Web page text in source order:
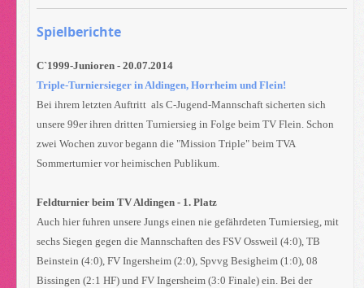
Spielberichte
C`1999-Junioren - 20.07.2014
Triple-Turniersieger in Aldingen, Horrheim und Flein!
Bei ihrem letzten Auftritt als C-Jugend-Mannschaft sicherten sich
unsere 99er ihren dritten Turniersieg in Folge beim TV Flein. Schon
zwei Wochen zuvor begann die "Mission Triple" beim TVA
Sommerturnier vor heimischen Publikum.
Feldturnier beim TV Aldingen - 1. Platz
Auch hier fuhren unsere Jungs einen nie gefährdeten Turniersieg, mit
sechs Siegen gegen die Mannschaften des FSV Ossweil (4:0), TB
Beinstein (4:0), FV Ingersheim (2:0), Spvvg Besigheim (1:0), 08
Bissingen (2:1 HF) und FV Ingersheim (3:0 Finale) ein. Bei der